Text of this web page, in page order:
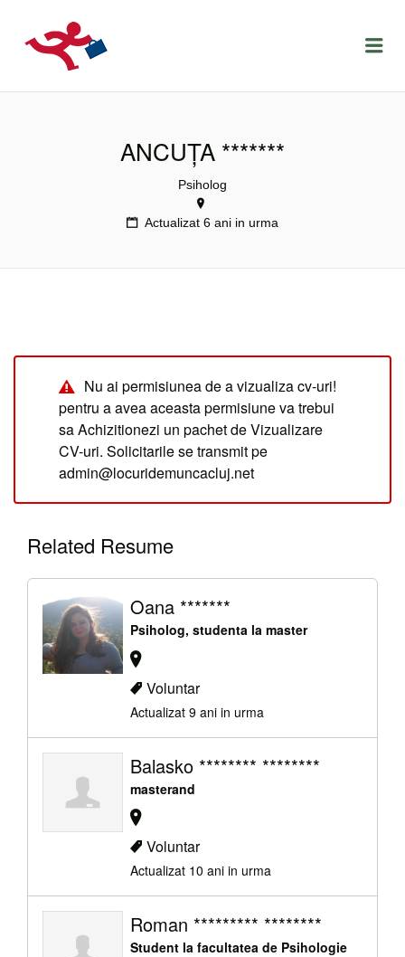
LOCURIDEMUNCACLUJ.NET
ANCUȚA *******
Psiholog
Actualizat 6 ani in urma
Nu ai permisiunea de a vizualiza cv-uri!
pentru a avea aceasta permisiune va trebui
sa Achizitionezi un pachet de Vizualizare
CV-uri. Solicitarile se transmit pe
admin@locuridemuncacluj.net
Related Resume
Oana *******
Psiholog, studenta la master
Voluntar
Actualizat 9 ani in urma
Balasko ******** ********
masterand
Voluntar
Actualizat 10 ani in urma
Roman ********* ********
Student la facultatea de Psihologie